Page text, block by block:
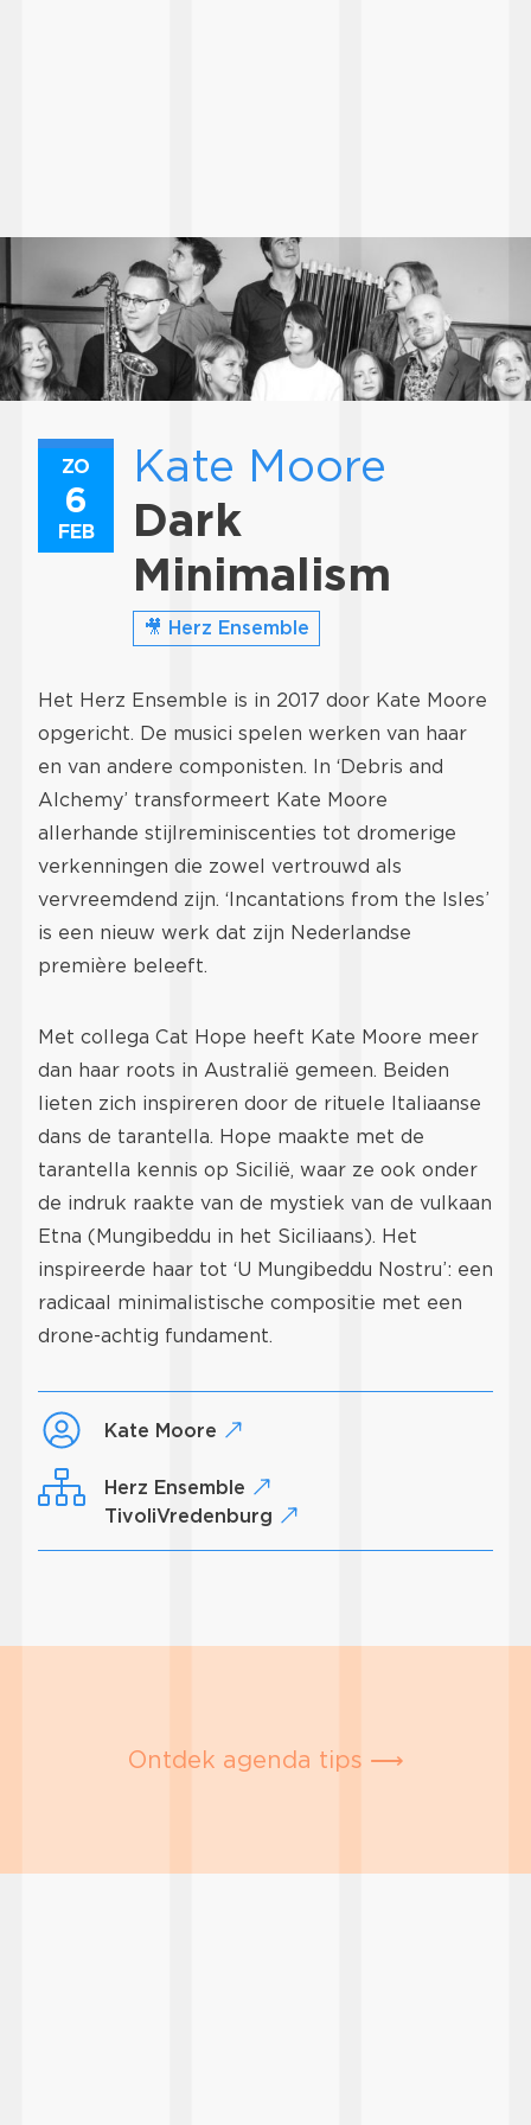
ZO
6
FEB
Kate Moore
Dark
Minimalism
🎥 Herz Ensemble
Het Herz Ensemble is in 2017 door Kate Moore
opgericht. De musici spelen werken van haar
en van andere componisten. In ‘Debris and
Alchemy’ transformeert Kate Moore
allerhande stijlreminiscenties tot dromerige
verkenningen die zowel vertrouwd als
vervreemdend zijn. ‘Incantations from the Isles’
is een nieuw werk dat zijn Nederlandse
première beleeft.
Met collega Cat Hope heeft Kate Moore meer
dan haar roots in Australië gemeen. Beiden
lieten zich inspireren door de rituele Italiaanse
dans de tarantella. Hope maakte met de
tarantella kennis op Sicilië, waar ze ook onder
de indruk raakte van de mystiek van de vulkaan
Etna (Mungibeddu in het Siciliaans). Het
inspireerde haar tot ‘U Mungibeddu Nostru’: een
radicaal minimalistische compositie met een
drone-achtig fundament.
Kate Moore
Herz Ensemble
TivoliVredenburg
Ontdek agenda tips ⟶